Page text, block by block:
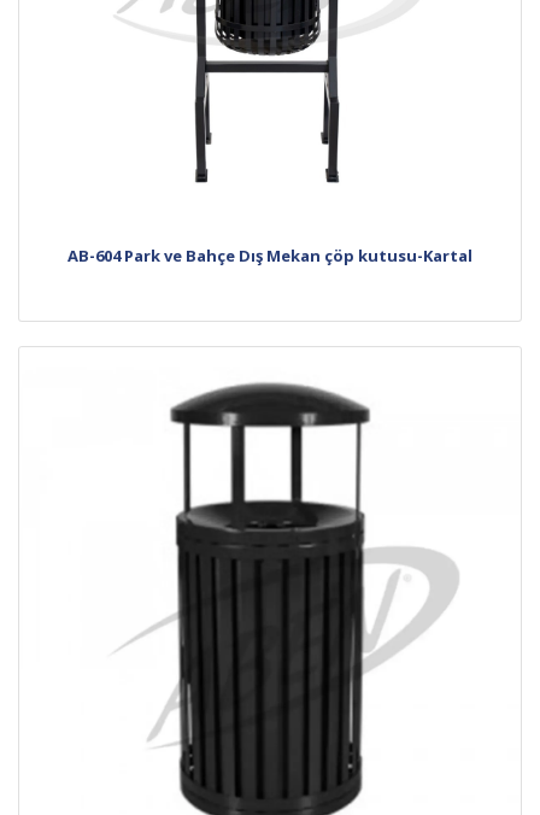
AB-604 Park ve Bahçe Dış Mekan çöp kutusu-Kartal